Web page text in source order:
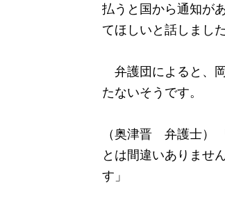
払うと国から通知が
てほしいと話しました
弁護団によると、
たないそうです。
（奥津晋 弁護士）
とは間違いありませ
す」